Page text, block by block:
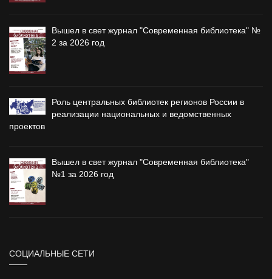
Вышел в свет журнал "Современная библиотека" №
2 за 2026 год
Роль центральных библиотек регионов России в
реализации национальных и ведомственных
проектов
Вышел в свет журнал "Современная библиотека"
№1 за 2026 год
СОЦИАЛЬНЫЕ СЕТИ